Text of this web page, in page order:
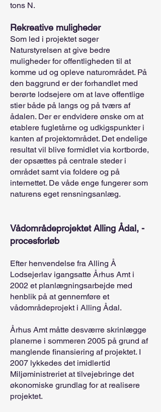
tons N.
Rekreative muligheder
Som led i projektet søger
Naturstyrelsen at give bedre
muligheder for offentligheden til at
komme ud og opleve naturområdet. På
den baggrund er der forhandlet med
berørte lodsejere om at lave offentlige
stier både på langs og på tværs af
ådalen. Der er endvidere ønske om at
etablere fugletårne og udkigspunkter i
kanten af projektområdet. Det endelige
resultat vil blive formidlet via kortborde,
der opsættes på centrale steder i
området samt via foldere og på
internettet. De våde enge fungerer som
naturens eget rensningsanlæg.
Vådområdeprojektet Alling Ådal, -
procesforløb
Efter henvendelse fra Alling Å
Lodsejerlav igangsatte Århus Amt i
2002 et planlægningsarbejde med
henblik på at gennemføre et
vådområdeprojekt i Alling Ådal.
Århus Amt måtte desværre skrinlægge
planerne i sommeren 2005 på grund af
manglende finansiering af projektet. I
2007 lykkedes det imidlertid
Miljøministreriet at tilvejebringe det
økonomiske grundlag for at realisere
projektet.